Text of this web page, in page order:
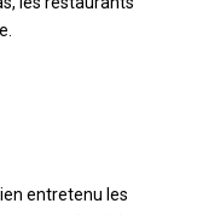
entretenu les